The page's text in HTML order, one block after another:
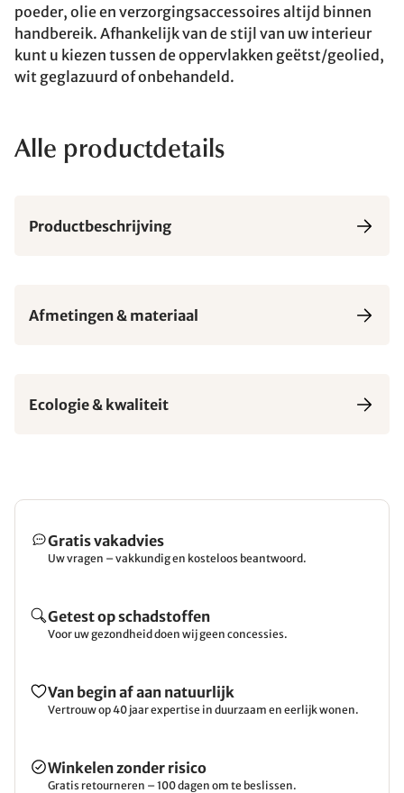
poeder, olie en verzorgingsaccessoires altijd binnen
handbereik. Afhankelijk van de stijl van uw interieur
kunt u kiezen tussen de oppervlakken geëtst/geolied,
wit geglazuurd of onbehandeld.
Alle productdetails
Productbeschrijving
Afmetingen & materiaal
Ecologie & kwaliteit
Gratis vakadvies
Uw vragen – vakkundig en kosteloos beantwoord.
Getest op schadstoffen
Voor uw gezondheid doen wij geen concessies.
Van begin af aan natuurlijk
Vertrouw op 40 jaar expertise in duurzaam en eerlijk wonen.
Winkelen zonder risico
Gratis retourneren – 100 dagen om te beslissen.